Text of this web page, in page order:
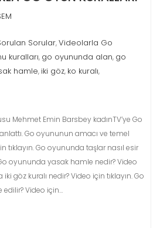
Sorular,Videolarla Go
kuralları, go oyununda alan, go
hamle, iki göz, ko kuralı,
Mehmet Emin Barsbey kadınTV’ye Go
Go oyununun amacı ve temel
tıklayın. Go oyununda taşlar nasıl esir
oyununda yasak hamle nedir? Video
göz kuralı nedir? Video için tıklayın. Go
Video için…